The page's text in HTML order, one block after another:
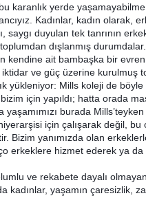
karanlık yerde
Kadınlar, kadın
saygı duyulan tek tanrının
dışlanmış
kendine ait bambaşka bir
iktidar ve güç üzerine
yükleniyor: Mills koleji de
için yapıldı; hatta orada
yaşamımızı burada
için çalışarak değil,
Bizim yanımızda olan
erkeklere hizmet ederek ya
ve rekabete dayalı
kadınlar, yaşamın çaresizlik,